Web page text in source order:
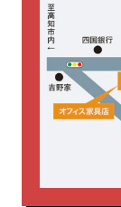
釘打機
電動工